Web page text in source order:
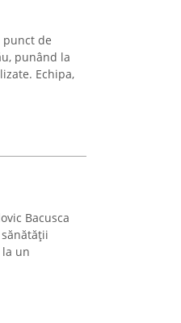
punct de
punând la
Echipa,
Bacusca
un